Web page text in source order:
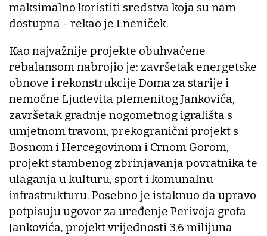
maksimalno koristiti sredstva koja su nam
dostupna - rekao je Lneniček.
Kao najvažnije projekte obuhvaćene
rebalansom nabrojio je: završetak energetske
obnove i rekonstrukcije Doma za starije i
nemoćne Ljudevita plemenitog Jankovića,
završetak gradnje nogometnog igrališta s
umjetnom travom, prekogranični projekt s
Bosnom i Hercegovinom i Crnom Gorom,
projekt stambenog zbrinjavanja povratnika te
ulaganja u kulturu, sport i komunalnu
infrastrukturu. Posebno je istaknuo da upravo
potpisuju ugovor za uređenje Perivoja grofa
Jankovića, projekt vrijednosti 3,6 milijuna